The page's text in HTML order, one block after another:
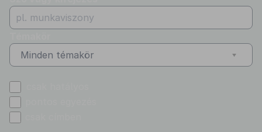
Minden témakör